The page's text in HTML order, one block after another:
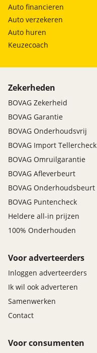
Auto financieren
Auto verzekeren
Auto huren
Keuzecoach
Zekerheden
BOVAG Zekerheid
BOVAG Garantie
BOVAG Onderhoudsvrij
BOVAG Import Tellercheck
BOVAG Omruilgarantie
BOVAG Afleverbeurt
BOVAG Onderhoudsbeurt
BOVAG Puntencheck
Heldere all-in prijzen
100% Onderhouden
Voor adverteerders
Inloggen adverteerders
Ik wil ook adverteren
Samenwerken
Contact
Voor consumenten